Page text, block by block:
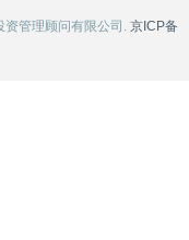
管理顾问有限公司. 京ICP备